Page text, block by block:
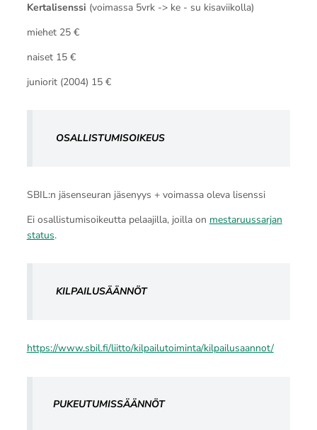
Kertalisenssi (voimassa 5vrk -> ke - su kisaviikolla)
miehet 25 €
naiset 15 €
juniorit (2004) 15 €
OSALLISTUMISOIKEUS
SBIL:n jäsenseuran jäsenyys + voimassa oleva lisenssi
Ei osallistumisoikeutta pelaajilla, joilla on mestaruussarjan
status.
KILPAILUSÄÄNNÖT
https://www.sbil.fi/liitto/kilpailutoiminta/kilpailusaannot/
PUKEUTUMISSÄÄNNÖT